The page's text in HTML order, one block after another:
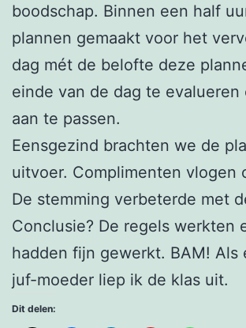
boodschap. Binnen een half
plannen gemaakt voor het
dag mét de belofte deze
einde van de dag te evalueren
aan te passen.
Eensgezind brachten we de
uitvoer. Complimenten vlogen
De stemming verbeterde met
Conclusie? De regels werkten
hadden fijn gewerkt. BAM! Als
juf-moeder liep ik de klas uit.
Dit delen: